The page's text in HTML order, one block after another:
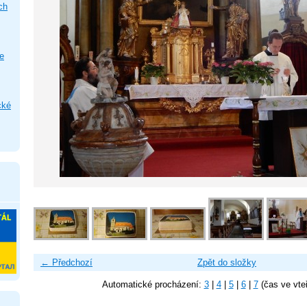
← Předchozí Zpět do složky
Automatické procházení: 3| 4| 5| 6| 7(čas ve